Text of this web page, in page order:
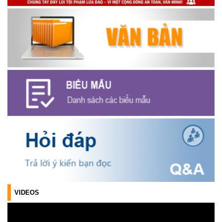
(24/07/2026)
Triển khai xây dựng mô hình “Trồng tái canh Cà phê Vối” năm
2026 tại các hộ nông dân trên địa bàn xã
(06/07/2026)
Hội nghị công bố Nghị quyết, các quyết định về thành lập thôn,
buôn, thành lập tổ chức Đảng, chỉ định cấp ủy, trưởng các thôn,
buôn, trưởng Ban công tác Mặt trận các thôn, buôn
Xã Cuôr Đăng đã tổ chức lễ kỷ niệm 85 năm Ngày truyền thống
Người cao tuổi Việt Nam (06/06/1941-06/06/2026) và tổ
chức mừng thọ, chúc thọ Người cao tuổi trên địa bàn xã.
VIDEOS